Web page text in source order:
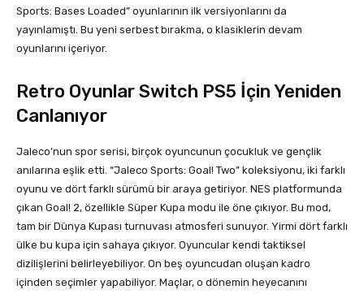
Sports: Bases Loaded” oyunlarının ilk versiyonlarını da
yayınlamıştı. Bu yeni serbest bırakma, o klasiklerin devam
oyunlarını içeriyor.
Retro Oyunlar Switch PS5 İçin Yeniden
Canlanıyor
Jaleco’nun spor serisi, birçok oyuncunun çocukluk ve gençlik
anılarına eşlik etti. “Jaleco Sports: Goal! Two” koleksiyonu, iki farklı
oyunu ve dört farklı sürümü bir araya getiriyor. NES platformunda
çıkan Goal! 2, özellikle Süper Kupa modu ile öne çıkıyor. Bu mod,
tam bir Dünya Kupası turnuvası atmosferi sunuyor. Yirmi dört farklı
ülke bu kupa için sahaya çıkıyor. Oyuncular kendi taktiksel
dizilişlerini belirleyebiliyor. On beş oyuncudan oluşan kadro
içinden seçimler yapabiliyor. Maçlar, o dönemin heyecanını